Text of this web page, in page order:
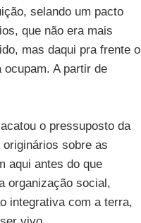
selando um pacto
que não era mais
mas daqui pra frente o
A partir de
o pressuposto da
sobre as
aqui antes do que
organização social,
integrativa com a terra,